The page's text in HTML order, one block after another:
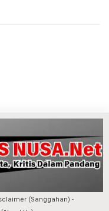
(Sanggahan)